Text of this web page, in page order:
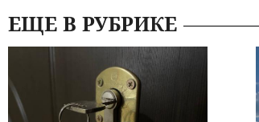
ЕЩЕ В РУБРИКЕ